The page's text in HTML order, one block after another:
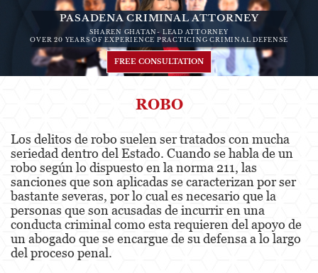
Criminal Defense
Áreas de Práctica
Asalto y Agresión
Agresión
Agresión contra un Agente del Orden
Público
Asalto contra un Funcionario Público
Asalto con Arma Mortal
Asalto con Químicos Cáusticos
PASADENA CRIMINAL ATTORNEY
SHAREN GHATAN- LEAD ATTORNEY
OVER 20 YEARS OF EXPERIENCE PRACTICING CRIMINAL DEFENSE
FREE CONSULTATION
ROBO
Los delitos de robo suelen ser tratados con mucha
seriedad dentro del Estado. Cuando se habla de un
robo según lo dispuesto en la norma 211, las
sanciones que son aplicadas se caracterizan por ser
bastante severas, por lo cual es necesario que la
personas que son acusadas de incurrir en una
conducta criminal como esta requieren del apoyo de
un abogado que se encargue de su defensa a lo largo
del proceso penal.